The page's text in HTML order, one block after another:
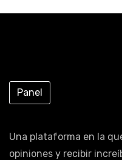
Panel
Una plataforma en la
opiniones y recibir